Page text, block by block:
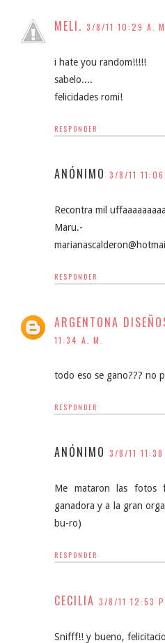
MELI. 3/8/11 10:29 A. M.
i hate you random!!!!!
sabelo....
felicidades romi!
RESPONDER
ANÓNIMO 3/8/11 11:06
Recontra mil
Maru.-
RESPONDER
ARGENTONA
11:34 A. M.
todo eso se gano??? no
RESPONDER
ANÓNIMO 3/8/11 11:38
Me mataron las fotos
ganadora y a la gran
bu-ro)
RESPONDER
CECILIA 3/8/11 12:53 P.
Snifff!! y bueno,